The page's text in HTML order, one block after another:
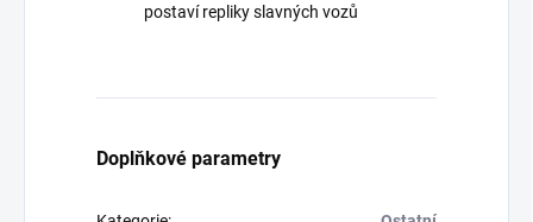
postaví repliky slavných vozů
Doplňkové parametry